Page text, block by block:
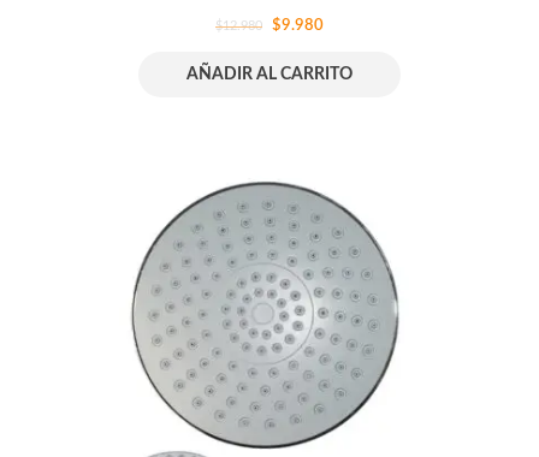
$12.980 $9.980
AÑADIR AL CARRITO